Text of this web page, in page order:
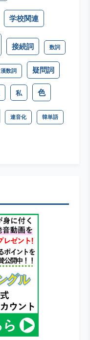
学校関連
接続詞 数詞
漢数詞 疑問詞
私 色
連音化 韓単語